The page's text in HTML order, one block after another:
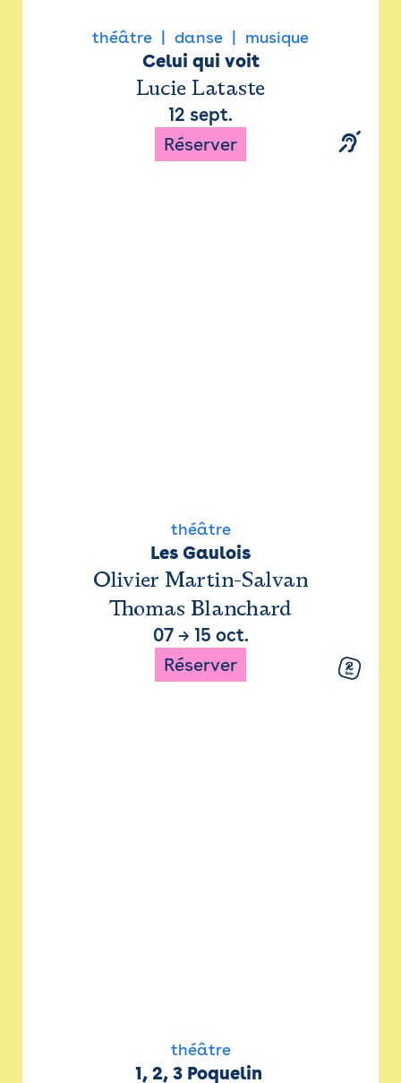
théâtre danse musique
Celui qui voit
Lucie Lataste
12 sept.
Réserver
théâtre
Les Gaulois
Olivier Martin-Salvan
Thomas Blanchard
07→ 15 oct.
Réserver
théâtre
1, 2, 3 Poquelin